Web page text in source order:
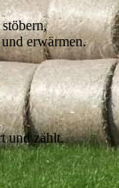
erwärmen.
und zählt.